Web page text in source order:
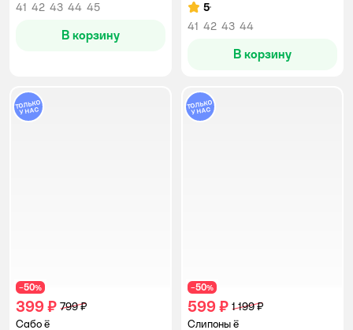
41 42 43 44 45
В корзину
Рейтинг:
5
41 42 43 44
В корзину
−50%
399 ₽ 799 ₽
Сабо ё
−50%
599 ₽ 1 199 ₽
Слипоны ё